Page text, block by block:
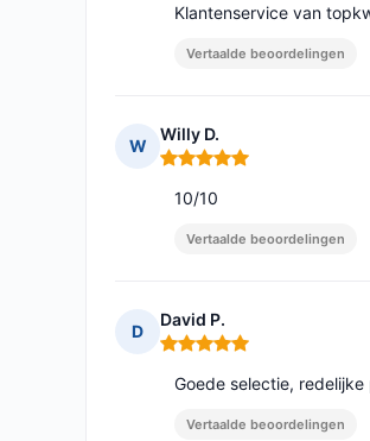
Klantenservice van
Vertaalde beoordelingen
W
Willy D.
Opmerking: 5 van 5
10/10
Vertaalde beoordelingen
D
David P.
Opmerking: 5 van 5
Goede selectie,
Vertaalde beoordelingen